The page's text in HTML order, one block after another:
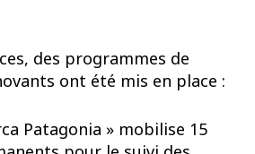
des programmes de
ont été mis en place :
Patagonia » mobilise 15